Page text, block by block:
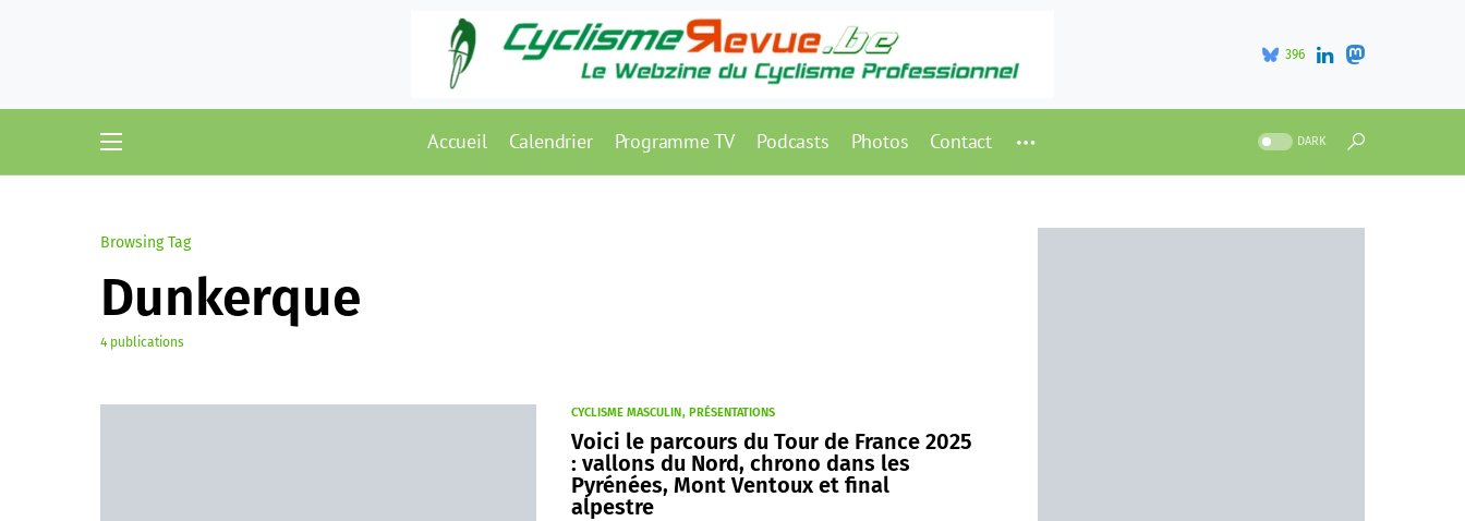
396
Accueil Calendrier Programme TV Podcasts Photos Contact DARK
Browsing Tag
Dunkerque
4 publications
CYCLISME MASCULIN PRÉSENTATIONS
Voici le parcours du Tour de France 2025
: vallons du Nord, chrono dans les
Pyrénées, Mont Ventoux et final
alpestre